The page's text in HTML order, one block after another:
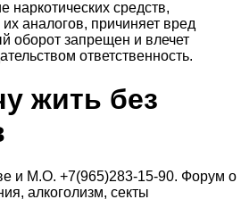
наркотических средств,
аналогов, причиняет вред
оборот запрещен и влечет
ответственность.
жить без
и М.О. +7(965)283-15-90. Форум о
алкоголизм, секты